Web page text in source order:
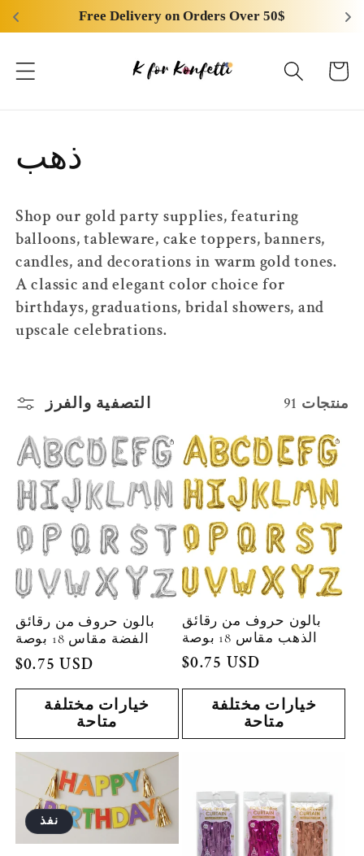
Free Delivery on Orders Over 50$
عربة
التسوق
م
ج
م
و
ع
:
ذهب
Shop our gold party supplies, featuring
balloons, tableware, cake toppers, banners,
candles, and decorations in warm gold tones.
A classic and elegant color choice for
birthdays, graduations, bridal showers, and
upscale celebrations.
التصفية والفرز 91 منتجات
بالون حروف من رقائق
الفضة مقاس 18 بوصة
السعر
العادي
$0.75 USD
خيارات مختلفة
متاحة
بالون حروف من رقائق
الذهب مقاس 18 بوصة
السعر
العادي
$0.75 USD
خيارات مختلفة
متاحة
نفذ